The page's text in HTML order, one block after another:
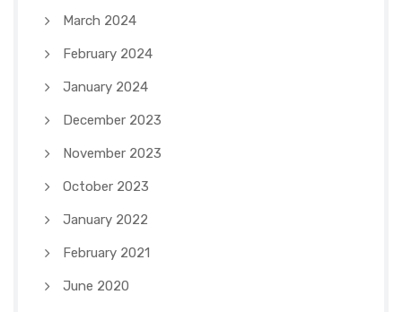
March 2024
February 2024
January 2024
December 2023
November 2023
October 2023
January 2022
February 2021
June 2020